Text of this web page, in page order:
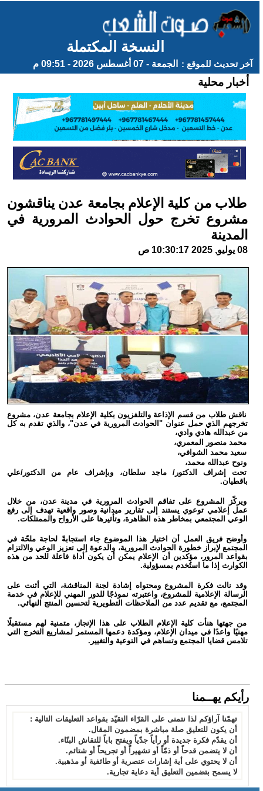
النسخة المكتملة
آخر تحديث للموقع : الجمعة - 07 أغسطس 2026 - 09:51 م
أخبار محلية
طلاب من كلية الإعلام بجامعة عدن يناقشون
مشروع تخرج حول الحوادث المرورية في
المدينة
08 يوليو, 2025 10:30:17 ص
ناقش طلاب من قسم الإذاعة والتلفزيون بكلية الإعلام بجامعة عدن، مشروع
تخرجهم الذي حمل عنوان "الحوادث المرورية في عدن"، والذي تقدم به كل
من عبدالله هادي وادي،
محمد منصور المعمري،
سعيد محمد الشوافي،
ونوح عبدالله محمد،
تحت إشراف الدكتور/ ماجد سلطان، وبإشراف عام من الدكتور/علي
باقطيان.
ويركّز المشروع على تفاقم الحوادث المرورية في مدينة عدن، من خلال
عمل إعلامي توعوي يستند إلى تقارير ميدانية وصور واقعية تهدف إلى رفع
الوعي المجتمعي بمخاطر هذه الظاهرة، وتأثيرها على الأرواح والممتلكات.
وأوضح فريق العمل أن اختيار هذا الموضوع جاء استجابةً لحاجة ملحّة في
المجتمع لإبراز خطورة الحوادث المرورية، والدعوة إلى تعزيز الوعي والالتزام
بقواعد المرور، مؤكدين أن الإعلام يمكن أن يكون أداة فاعلة للحد من هذه
الكوارث إذا ما استُخدم بمسؤولية.
وقد نالت فكرة المشروع ومحتواه إشادة لجنة المناقشة، التي أثنت على
الرسالة الإعلامية للمشروع، واعتبرته نموذجًا للدور المهني للإعلام في خدمة
المجتمع، مع تقديم عدد من الملاحظات التطويرية لتحسين المنتج النهائي.
من جهتها هنأت كلية الإعلام الطلاب على هذا الإنجاز، متمنية لهم مستقبلًا
مهنيًا واعدًا في ميدان الإعلام، ومؤكدة دعمها المستمر لمشاريع التخرج التي
تلامس قضايا المجتمع وتساهم في التوعية والتغيير.
رأيكم يهــمنا
تهمّنا آراؤكم لذا نتمنى على القرّاء التقيّد بقواعد التعليقات التالية :
أن يكون للتعليق صلة مباشرة بمضمون المقال.
أن يقدّم فكرة جديدة أو رأياً جدّياً ويفتح باباً للنقاش البنّاء.
أن لا يتضمن قدحاً أو ذمّاً أو تشهيراً أو تجريحاً أو شتائم.
أن لا يحتوي على أية إشارات عنصرية أو طائفية أو مذهبية.
لا يسمح بتضمين التعليق أية دعاية تجارية.